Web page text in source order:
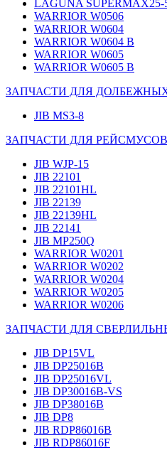
LAGUNA SUPERMAX25-
WARRIOR W0506
WARRIOR W0604
WARRIOR W0604 B
WARRIOR W0605
WARRIOR W0605 B
ЗАПЧАСТИ ДЛЯ
JIB MS3-8
ЗАПЧАСТИ ДЛЯ
JIB WJP-15
JIB 22101
JIB 22101HL
JIB 22139
JIB 22139HL
JIB 22141
JIB MP250Q
WARRIOR W0201
WARRIOR W0202
WARRIOR W0204
WARRIOR W0205
WARRIOR W0206
ЗАПЧАСТИ ДЛЯ
JIB DP15VL
JIB DP25016B
JIB DP25016VL
JIB DP30016B-VS
JIB DP38016B
JIB DP8
JIB RDP86016B
JIB RDP86016F